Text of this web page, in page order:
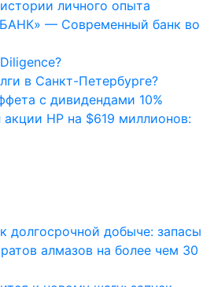
— Современный банк во
в Санкт-Петербурге?
с дивидендами 10%
HP на $619 миллионов:
долгосрочной добыче: запасы
алмазов на более чем 30